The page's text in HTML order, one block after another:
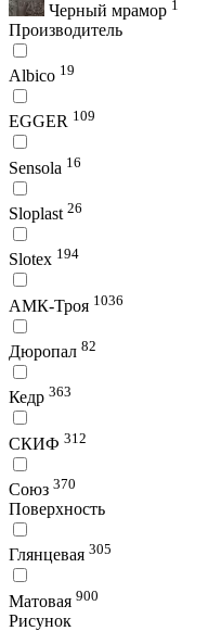
Черный мрамор 1
Производитель
Albico 19
EGGER 109
Sensola 16
Sloplast 26
Slotex 194
АМК-Троя 1036
Дюропал 82
Кедр 363
СКИФ 312
Союз 370
Поверхность
Глянцевая 305
Матовая 900
Рисунок